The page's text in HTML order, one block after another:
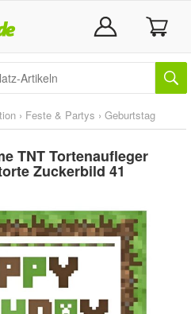
› Feste & Partys › Geburtstag
TNT Tortenaufleger
Zuckerbild 41